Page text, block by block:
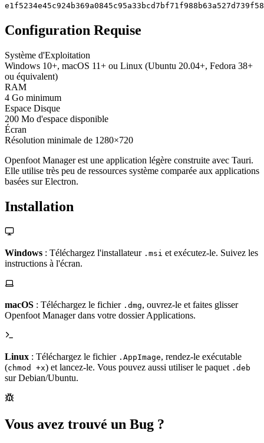
Configuration Requise
Système d'Exploitation
Windows 10+, macOS 11+ ou Linux (Ubuntu 20.04+, Fedora 38+
ou équivalent)
RAM
4 Go minimum
Espace Disque
200 Mo d'espace disponible
Écran
Résolution minimale de 1280×720
Openfoot Manager est une application légère construite avec Tauri.
Elle utilise très peu de ressources système comparée aux applications
basées sur Electron.
Installation
Windows : Téléchargez l'installateur .msi et exécutez-le. Suivez les
instructions à l'écran.
macOS : Téléchargez le fichier .dmg, ouvrez-le et faites glisser
Openfoot Manager dans votre dossier Applications.
Linux : Téléchargez le fichier .AppImage, rendez-le exécutable
(chmod +x) et lancez-le. Vous pouvez aussi utiliser le paquet .deb
sur Debian/Ubuntu.
Vous avez trouvé un Bug ?